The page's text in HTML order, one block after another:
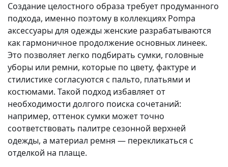
Создание целостного образа требует продуманного
подхода, именно поэтому в коллекциях Pompa
аксессуары для одежды женские разрабатываются
как гармоничное продолжение основных линеек.
Это позволяет легко подбирать сумки, головные
уборы или ремни, которые по цвету, фактуре и
стилистике согласуются с пальто, платьями и
костюмами. Такой подход избавляет от
необходимости долгого поиска сочетаний:
например, оттенок сумки может точно
соответствовать палитре сезонной верхней
одежды, а материал ремня — перекликаться с
отделкой на плаще.